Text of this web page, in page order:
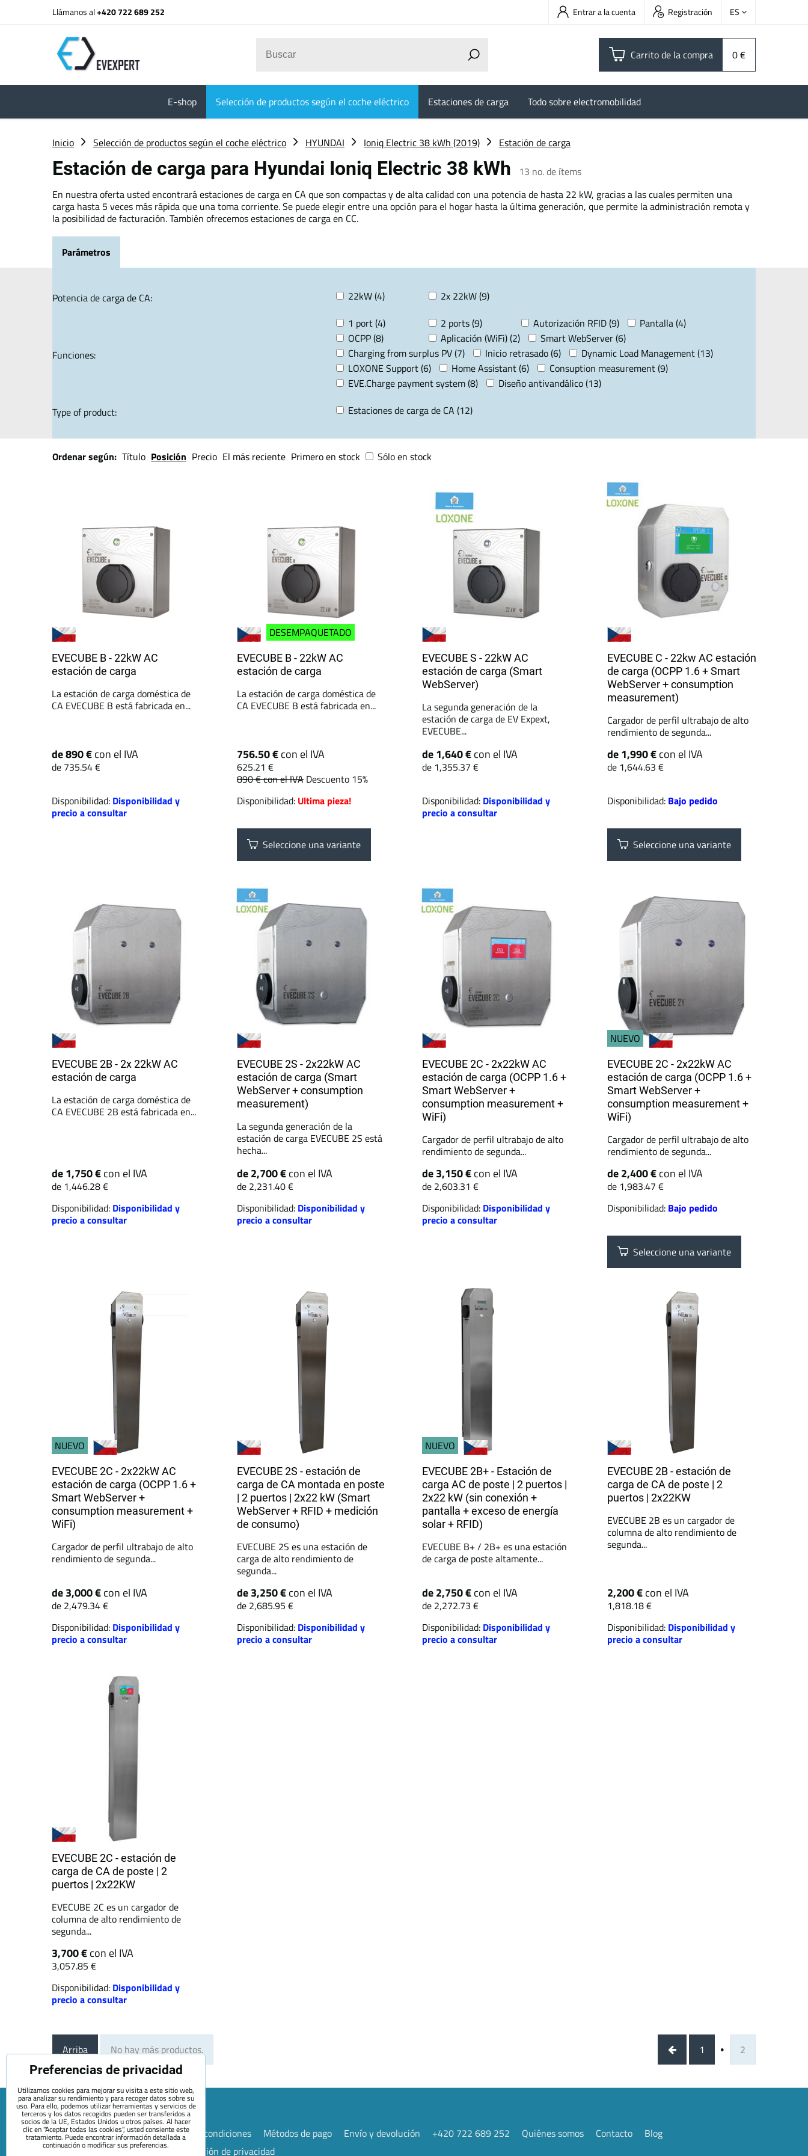
Llámanos al+420 722 689 252 Entrar a la cuenta Registración ES
Carrito de la compra 0 €
E-shop Selección de productos según el coche eléctrico Estaciones de carga Todo sobre electromobilidad
Inicio Selección de productos según el coche eléctrico HYUNDAI Ioniq Electric 38 kWh (2019) Estación de carga
Estación de carga para Hyundai Ioniq Electric 38 kWh 13 no. de ítems
En nuestra oferta usted encontrará estaciones de carga en CA que son compactas y de alta calidad con una potencia de hasta 22 kW, gracias a las cuales permiten una
carga hasta 5 veces más rápida que una toma corriente. Se puede elegir entre una opción para el hogar hasta la última generación, que permite la administración remota y
la posibilidad de facturación. También ofrecemos estaciones de carga en CC.
Parámetros
Potencia de carga de CA: 22kW (4) 2x 22kW (9)
Funciones:
1 port (4) 2 ports (9) Autorización RFID (9)
Pantalla (4)
OCPP (8)
Aplicación (WiFi) (2)
Smart WebServer (6)
Charging from surplus PV (7)
Inicio retrasado (6)
Dynamic Load Management (13)
LOXONE Support (6)
Home Assistant (6)
Consuption measurement (9)
EVE.Charge payment system (8)
Diseño antivandálico (13)
Type of product:
Estaciones de carga de CA (12)
Ordenar según: Título Posición Precio El más reciente Primero en stock Sólo en stock
EVECUBE B - 22kW AC
estación de carga
La estación de carga doméstica de
CA EVECUBE B está fabricada en...
de 890 €con el IVA
de 735.54 €
Disponibilidad: Disponibilidad y
precio a consultar
DESEMPAQUETADO
EVECUBE B - 22kW AC
estación de carga
La estación de carga doméstica de
CA EVECUBE B está fabricada en...
756.50 €con el IVA
625.21 €
890 €con el IVA Descuento 15%
Disponibilidad: Ultima pieza!
Seleccione una variante
EVECUBE S - 22kW AC
estación de carga (Smart
WebServer)
La segunda generación de la
estación de carga de EV Expext,
EVECUBE...
de 1,640 €con el IVA
de 1,355.37 €
Disponibilidad: Disponibilidad y
precio a consultar
EVECUBE C - 22kw AC estación
de carga (OCPP 1.6 + Smart
WebServer + consumption
measurement)
Cargador de perfil ultrabajo de alto
rendimiento de segunda...
de 1,990 €con el IVA
de 1,644.63 €
Disponibilidad: Bajo pedido
Seleccione una variante
EVECUBE 2B - 2x 22kW AC
estación de carga
La estación de carga doméstica de
CA EVECUBE 2B está fabricada en...
de 1,750 €con el IVA
de 1,446.28 €
Disponibilidad: Disponibilidad y
precio a consultar
EVECUBE 2S - 2x22kW AC
estación de carga (Smart
WebServer + consumption
measurement)
La segunda generación de la
estación de carga EVECUBE 2S está
hecha...
de 2,700 €con el IVA
de 2,231.40 €
Disponibilidad: Disponibilidad y
precio a consultar
EVECUBE 2C - 2x22kW AC
estación de carga (OCPP 1.6 +
Smart WebServer +
consumption measurement +
WiFi)
Cargador de perfil ultrabajo de alto
rendimiento de segunda...
de 3,150 €con el IVA
de 2,603.31 €
Disponibilidad: Disponibilidad y
precio a consultar
NUEVO
EVECUBE 2C - 2x22kW AC
estación de carga (OCPP 1.6 +
Smart WebServer +
consumption measurement +
WiFi)
Cargador de perfil ultrabajo de alto
rendimiento de segunda...
de 2,400 €con el IVA
de 1,983.47 €
Disponibilidad: Bajo pedido
Seleccione una variante
NUEVO
EVECUBE 2C - 2x22kW AC
estación de carga (OCPP 1.6 +
Smart WebServer +
consumption measurement +
WiFi)
Cargador de perfil ultrabajo de alto
rendimiento de segunda...
de 3,000 €con el IVA
de 2,479.34 €
Disponibilidad: Disponibilidad y
precio a consultar
EVECUBE 2S - estación de
carga de CA montada en poste
| 2 puertos | 2x22 kW (Smart
WebServer + RFID + medición
de consumo)
EVECUBE 2S es una estación de
carga de alto rendimiento de
segunda...
de 3,250 €con el IVA
de 2,685.95 €
Disponibilidad: Disponibilidad y
precio a consultar
NUEVO
EVECUBE 2B+ - Estación de
carga AC de poste | 2 puertos |
2x22 kW (sin conexión +
pantalla + exceso de energía
solar + RFID)
EVECUBE B+ / 2B+ es una estación
de carga de poste altamente...
de 2,750 €con el IVA
de 2,272.73 €
Disponibilidad: Disponibilidad y
precio a consultar
EVECUBE 2B - estación de
carga de CA de poste | 2
puertos | 2x22KW
EVECUBE 2B es un cargador de
columna de alto rendimiento de
segunda...
2,200 €con el IVA
1,818.18 €
Disponibilidad: Disponibilidad y
precio a consultar
EVECUBE 2C - estación de
carga de CA de poste | 2
puertos | 2x22KW
EVECUBE 2C es un cargador de
columna de alto rendimiento de
segunda...
3,700 €con el IVA
3,057.85 €
Disponibilidad: Disponibilidad y
precio a consultar
Arriba No hay más productos. 1 2
Mapa de la página web Términos y condiciones Métodos de pago Envío y devolución +420 722 689 252 Quiénes somos Contacto
Blog
Preferencias de privacidad
Declaración de privacidad
Preferencias de privacidad
Utilizamos cookies para mejorar su visita a este sitio web,
para analizar su rendimiento y para recoger datos sobre su
uso. Para ello, podemos utilizar herramientas y servicios de
terceros y los datos recogidos pueden ser transferidos a
socios de la UE, Estados Unidos u otros países. Al hacer
clic en "Aceptar todas las cookies", usted consiente este
tratamiento. Puede encontrar información detallada a
continuación o modificar sus preferencias.